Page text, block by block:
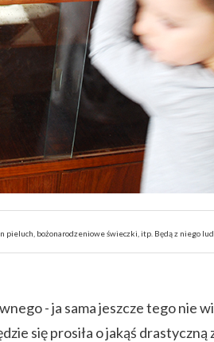
pieluch, bożonarodzeniowe świeczki, itp. Będą z niego
- ja sama jeszcze tego nie
się prosiła o jakąś drastyczną